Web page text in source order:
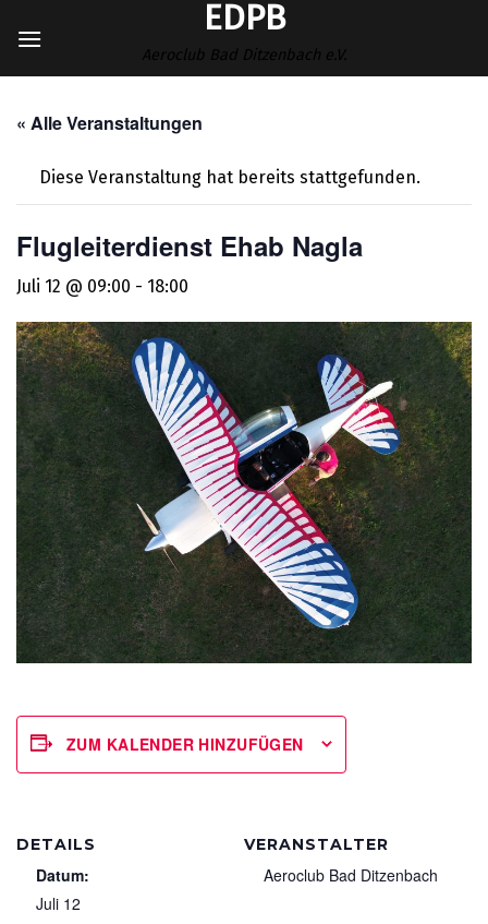
Inhalt
EDPB
Aeroclub Bad Ditzenbach e.V.
« Alle Veranstaltungen
Diese Veranstaltung hat bereits stattgefunden.
Flugleiterdienst Ehab Nagla
Juli 12 @ 09:00 - 18:00
ZUM KALENDER HINZUFÜGEN
DETAILS
Datum:
Juli 12
VERANSTALTER
Aeroclub Bad Ditzenbach